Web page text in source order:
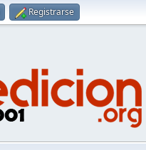
Registrarse